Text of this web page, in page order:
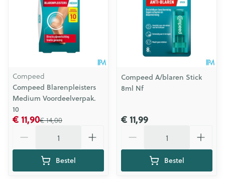
Compeed
Compeed Blarenpleisters
Medium Voordeelverpak.
10
€ 14,00
€ 11,90
Bestel
Compeed A/blaren Stick
8ml Nf
€ 11,99
Bestel